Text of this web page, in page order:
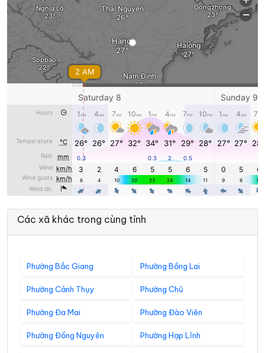
Các xã khác trong cùng tỉnh
Phường Bắc Giang Phường Bồng Lai
Phường Cảnh Thụy Phường Chũ
Phường Đa Mai Phường Đào Viên
Phường Đồng Nguyên Phường Hạp Lĩnh